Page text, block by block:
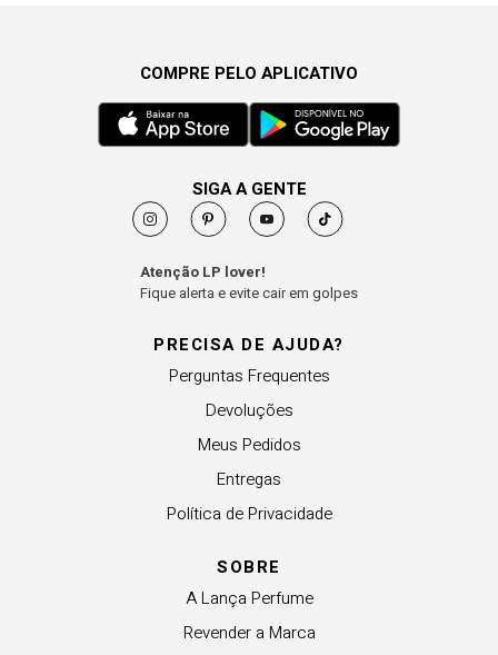
PRECISA DE AJUDA?
Perguntas Frequentes
Devoluções
Meus Pedidos
Entregas
Política de Privacidade
SOBRE
A Lança Perfume
Revender a Marca
COMPRE PELO APLICATIVO
SIGA A GENTE
Atenção LP lover!
Fique alerta e evite cair em golpes